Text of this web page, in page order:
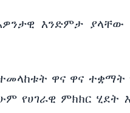
እንድምታ ያላቸው
ዋና ዋና ተቋማት
የሀገራዊ ምክክር ሂደት